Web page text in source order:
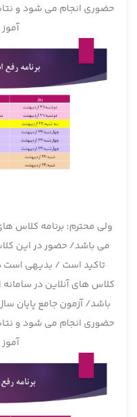
حضوری انجام می شود و
ولی محترم: برنامه کلاس
می باشد/ حضور در این
تاکید است / بدیهی است
کلاس های آنلاین در
حضوری انجام می شود و